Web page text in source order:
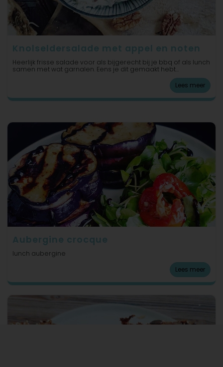
Knolseldersalade met appel en noten
Heerlijk frisse salade voor als bijgerecht bij je bbq of als lunch
samen met wat garnalen. Eens je dit gemaakt hebt...
Lees meer
Aubergine crocque
lunch aubergine
Lees meer